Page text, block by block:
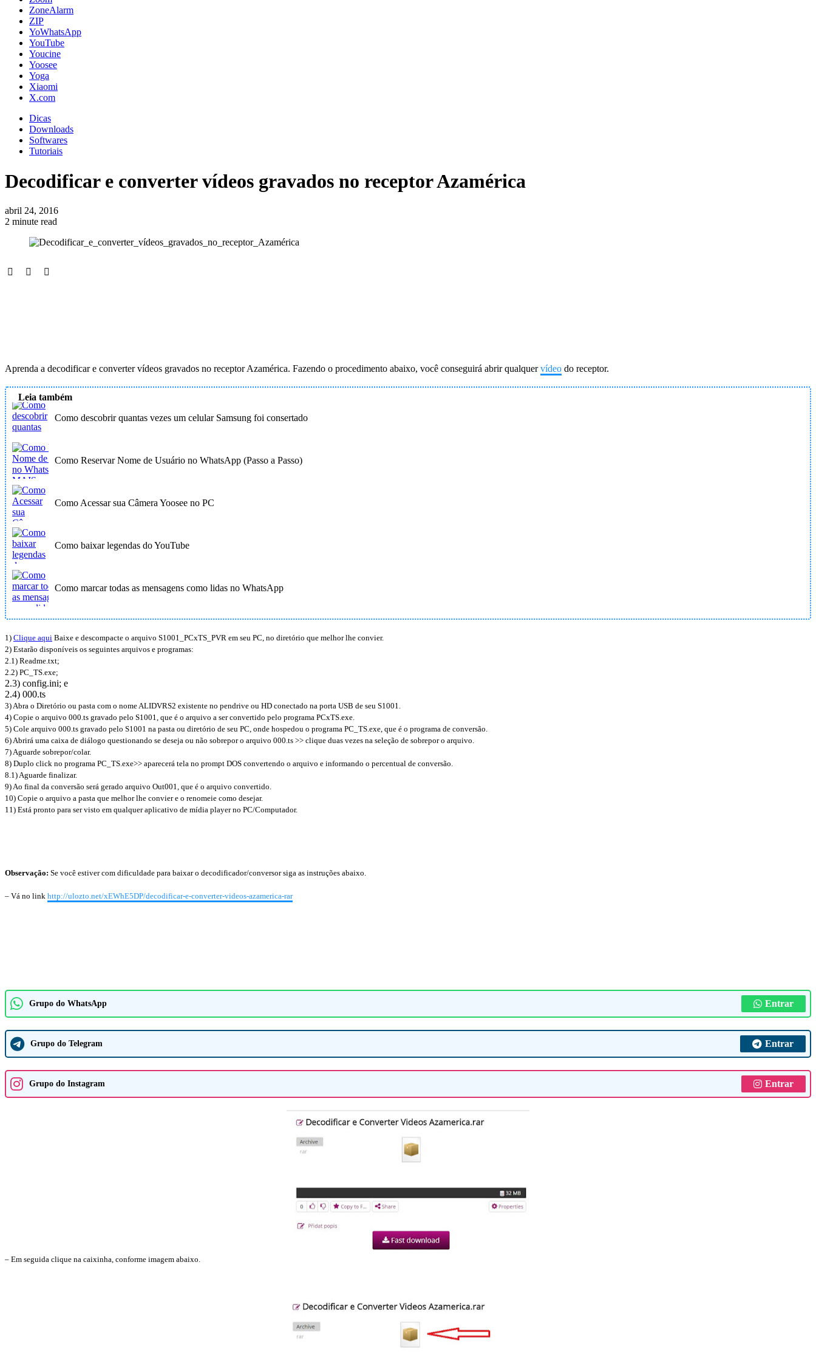
ZoneAlarm
ZIP
YoWhatsApp
YouTube
Youcine
Yoosee
Yoga
Xiaomi
X.com
Dicas
Downloads
Softwares
Tutoriais
Decodificar e converter vídeos gravados no receptor Azamérica
abril 24, 2016
2 minute read
Aprenda a decodificar e converter vídeos gravados no receptor Azamérica. Fazendo o procedimento abaixo, você conseguirá abrir qualquervídeo do receptor.
Leia também
Como descobrir quantas vezes um celular Samsung foi consertado
Como Reservar Nome de Usuário no WhatsApp (Passo a Passo)
Como Acessar sua Câmera Yoosee no PC
Como baixar legendas do YouTube
Como marcar todas as mensagens como lidas no WhatsApp
1) Clique aqui Baixe e descompacte o arquivo S1001_PCxTS_PVR em seu PC, no diretório que melhor lhe convier.
2) Estarão disponíveis os seguintes arquivos e programas:
2.1) Readme.txt;
2.2) PC_TS.exe;
2.3) config.ini; e
2.4) 000.ts
3) Abra o Diretório ou pasta com o nome ALIDVRS2 existente no pendrive ou HD conectado na porta USB de seu S1001.
4) Copie o arquivo 000.ts gravado pelo S1001, que é o arquivo a ser convertido pelo programa PCxTS.exe.
5) Cole arquivo 000.ts gravado pelo S1001 na pasta ou diretório de seu PC, onde hospedou o programa PC_TS.exe, que é o programa de conversão.
6) Abrirá uma caixa de diálogo questionando se deseja ou não sobrepor o arquivo 000.ts >> clique duas vezes na seleção de sobrepor o arquivo.
7) Aguarde sobrepor/colar.
8) Duplo click no programa PC_TS.exe>> aparecerá tela no prompt DOS convertendo o arquivo e informando o percentual de conversão.
8.1) Aguarde finalizar.
9) Ao final da conversão será gerado arquivo Out001, que é o arquivo convertido.
10) Copie o arquivo a pasta que melhor lhe convier e o renomeie como desejar.
11) Está pronto para ser visto em qualquer aplicativo de mídia player no PC/Computador.
Observação: Se você estiver com dificuldade para baixar o decodificador/conversor siga as instruções abaixo.
– Vá no link http://ulozto.net/xEWhE5DP/decodificar-e-converter-videos-azamerica-rar
Grupo do WhatsApp Entrar
Grupo do Telegram Entrar
Grupo do Instagram Entrar
– Em seguida clique na caixinha, conforme imagem abaixo.